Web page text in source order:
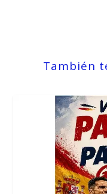
También